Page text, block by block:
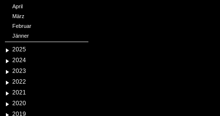
April
März
Februar
Jänner
2025
2024
2023
2022
2021
2020
2019